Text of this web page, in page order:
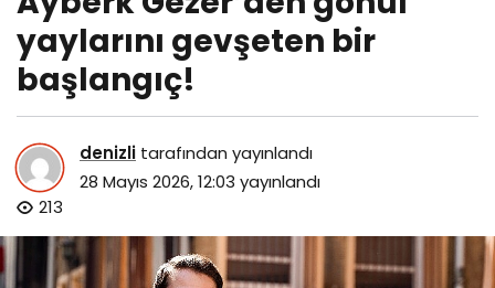
yaylarını gevşeten bir
başlangıç!
denizli tarafından yayınlandı
28 Mayıs 2026, 12:03 yayınlandı
213